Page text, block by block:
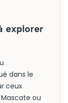
explorer
dans le
ceux
ou